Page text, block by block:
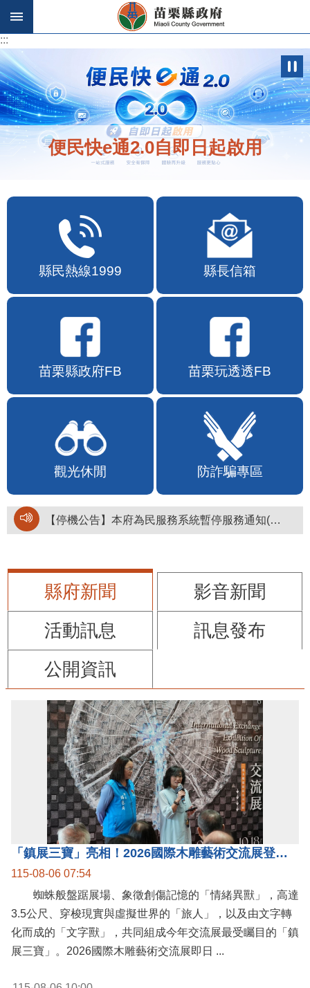
跳到主要內容區塊
:::
:::
便民快e通2.0自即日起啟用
縣民熱線1999 縣長信箱
苗栗縣政府FB 苗栗玩透透FB
觀光休閒 防詐騙專區
【停機公告】本府為民服務系統暫停服務通知(停止服務時間：115年8月6日17時至19時)
縣府新聞
影音新聞
活動訊息
訊息發布
公開資訊
「鎮展三寶」亮相！2026國際木雕藝術交流展登場 國際木雕競賽得獎入圍名單同步揭曉
115-08-06 07:54
蜘蛛般盤踞展場、象徵創傷記憶的「情緒異獸」，高達
3.5公尺、穿梭現實與虛擬世界的「旅人」，以及由文字轉
化而成的「文字獸」，共同組成今年交流展最受矚目的「鎮
展三寶」。2026國際木雕藝術交流展即日 ...